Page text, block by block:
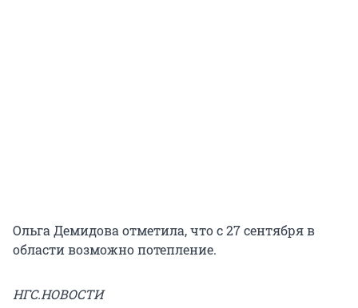
Ольга Демидова отметила, что с 27 сентября в
области возможно потепление.
НГС.НОВОСТИ